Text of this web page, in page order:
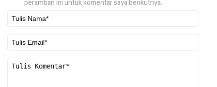
peramban ini untuk komentar saya berikutnya.